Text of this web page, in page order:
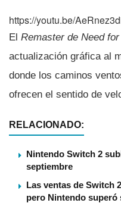
https://youtu.be/
El Remaster de Need
actualización gráfica al
donde los caminos
ofrecen el sentido de
RELACIONADO:
Nintendo Switch 2
septiembre
Las ventas de Switch
pero Nintendo superó